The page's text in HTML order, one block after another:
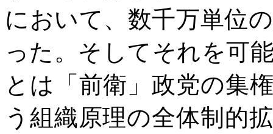
において、数千万単位
った。そしてそれを可
とは「前衛」政党の集
う組織原理の全体制的